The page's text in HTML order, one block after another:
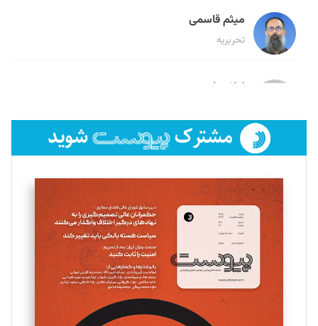
میثم قاسمی
تحریریه
لیلا حنارود
فائزه فتحی رستمی
تحریریه
سروش کرمیان
تحریریه
مینا پاکدل